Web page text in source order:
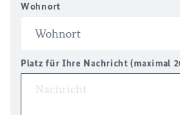
Wohnort
Platz für Ihre Nachricht (maximal